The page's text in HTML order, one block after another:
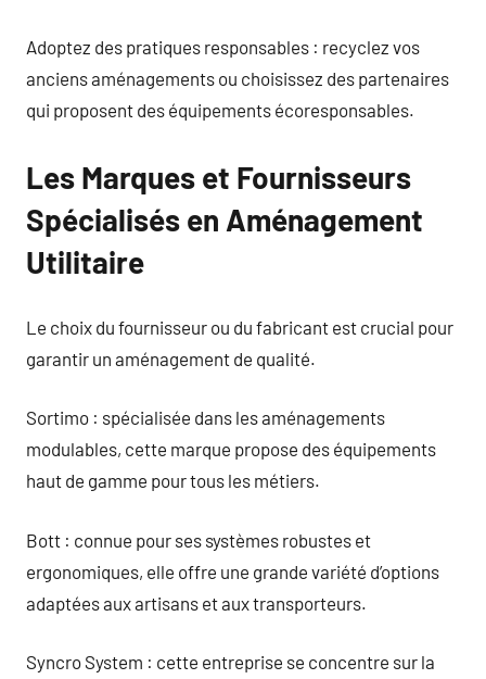
Adoptez des pratiques responsables : recyclez vos
anciens aménagements ou choisissez des partenaires
qui proposent des équipements écoresponsables.
Les Marques et Fournisseurs
Spécialisés en Aménagement
Utilitaire
Le choix du fournisseur ou du fabricant est crucial pour
garantir un aménagement de qualité.
Sortimo : spécialisée dans les aménagements
modulables, cette marque propose des équipements
haut de gamme pour tous les métiers.
Bott : connue pour ses systèmes robustes et
ergonomiques, elle offre une grande variété d’options
adaptées aux artisans et aux transporteurs.
Syncro System : cette entreprise se concentre sur la